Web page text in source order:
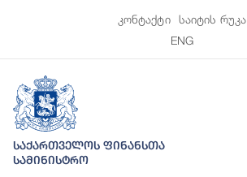
კონტაქტი
საიტის რუკა
ENG
საქართველოს ფინანსთა
სამინისტრო